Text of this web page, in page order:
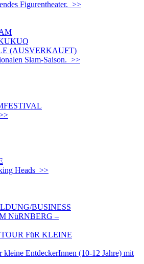
Figurentheater. >>
(AUSVERKAUFT)
Slam-Saison. >>
Heads >>
BUSINESS
NüRNBERG –
FüR KLEINE
EntdeckerInnen (10-12 Jahre) mit